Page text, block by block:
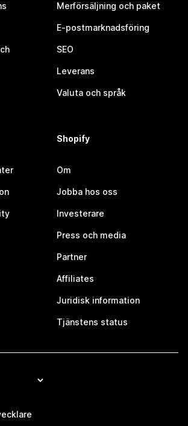
Merförsäljning och paket
E-postmarknadsföring
SEO
Leverans
Valuta och språk
Shopify
Om
Jobba hos oss
Investerare
Press och media
Partner
Affiliates
Juridisk information
Tjänstens status